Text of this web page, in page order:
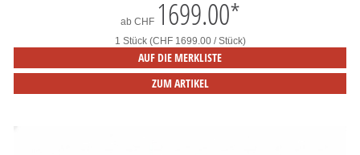
ab CHF 1699.00*
1 Stück (CHF 1699.00 / Stück)
AUF DIE MERKLISTE
ZUM ARTIKEL